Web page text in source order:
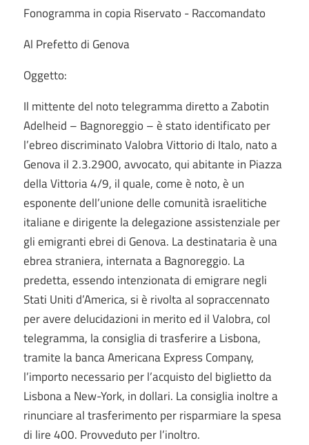
Fonogramma in copia Riservato - Raccomandato
Al Prefetto di Genova
Oggetto:
Il mittente del noto telegramma diretto a Zabotin
Adelheid – Bagnoreggio – è stato identificato per
l’ebreo discriminato Valobra Vittorio di Italo, nato a
Genova il 2.3.2900, avvocato, qui abitante in Piazza
della Vittoria 4/9, il quale, come è noto, è un
esponente dell’unione delle comunità israelitiche
italiane e dirigente la delegazione assistenziale per
gli emigranti ebrei di Genova. La destinataria è una
ebrea straniera, internata a Bagnoreggio. La
predetta, essendo intenzionata di emigrare negli
Stati Uniti d’America, si è rivolta al sopraccennato
per avere delucidazioni in merito ed il Valobra, col
telegramma, la consiglia di trasferire a Lisbona,
tramite la banca Americana Express Company,
l’importo necessario per l’acquisto del biglietto da
Lisbona a New-York, in dollari. La consiglia inoltre a
rinunciare al trasferimento per risparmiare la spesa
di lire 400. Provveduto per l’inoltro.